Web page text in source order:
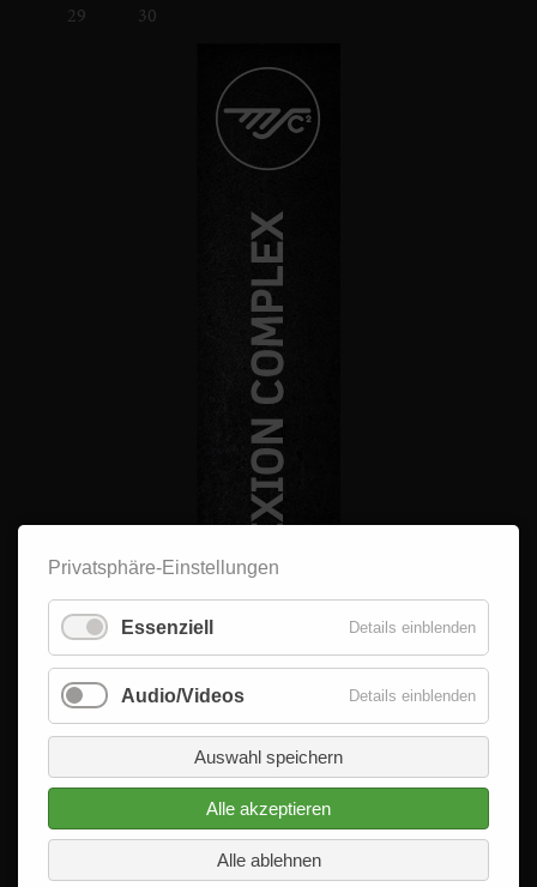
29
30
© 2026 - Delta im Quadrat GmbH
Alle Rechte vorbehalten.
Privatsphäre-Einstellungen
Essenziell Details einblenden
Audio/Videos Details einblenden
Auswahl speichern
Alle akzeptieren
Alle ablehnen